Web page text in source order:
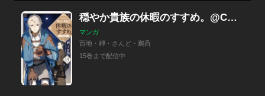
穏やか貴族の休暇のすすめ。@COMIC
マンガ
百地・岬・さんど・鵜呑
15巻まで配信中